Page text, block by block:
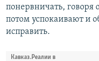
понервничать, говоря
потом успокаивают и
исправить.
Кавказ.Реалии в